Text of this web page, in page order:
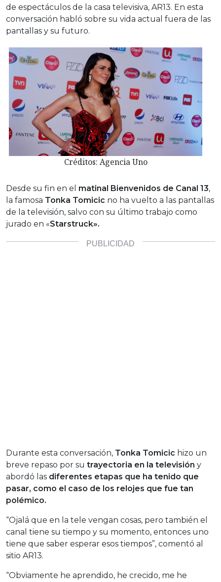
de espectáculos de la casa televisiva, AR13. En esta
conversación habló sobre su vida actual fuera de las
pantallas y su futuro.
Créditos: Agencia Uno
Desde su fin en el matinal Bienvenidos de Canal 13,
la famosa Tonka Tomicic no ha vuelto a las pantallas
de la televisión, salvo con su último trabajo como
jurado en «Starstruck».
Durante esta conversación, Tonka Tomicic hizo un
breve repaso por su trayectoria en la televisión y
abordó las diferentes etapas que ha tenido que
pasar, como el caso de los relojes que fue tan
polémico.
“Ojalá que en la tele vengan cosas, pero también el
canal tiene su tiempo y su momento, entonces uno
tiene que saber esperar esos tiempos”, comentó al
sitio AR13.
“Obviamente he aprendido, he crecido, me he